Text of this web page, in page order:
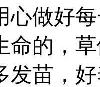
心做好
命的，
发苗，